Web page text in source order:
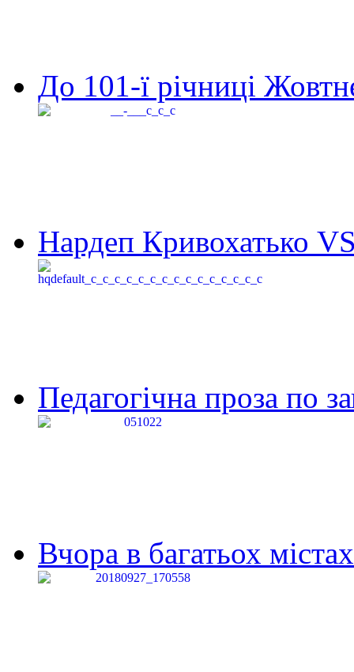
До 101-ї річниці
Нардеп Кривохатько
Педагогічна проза по
Вчора в багатьох